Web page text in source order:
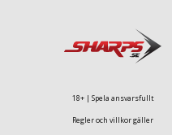
18+ | Spela ansvarsfullt
Regler och villkor gäller